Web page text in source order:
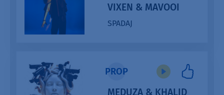
VIXEN & MAVOOI
SPADAJ
PROP
MEDUZA & KHALID